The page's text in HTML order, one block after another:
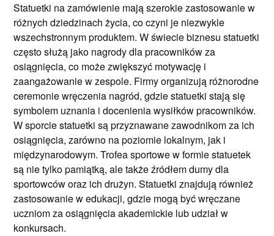
Statuetki na zamówienie mają szerokie zastosowanie w
różnych dziedzinach życia, co czyni je niezwykle
wszechstronnym produktem. W świecie biznesu statuetki
często służą jako nagrody dla pracowników za
osiągnięcia, co może zwiększyć motywację i
zaangażowanie w zespole. Firmy organizują różnorodne
ceremonie wręczenia nagród, gdzie statuetki stają się
symbolem uznania i docenienia wysiłków pracowników.
W sporcie statuetki są przyznawane zawodnikom za ich
osiągnięcia, zarówno na poziomie lokalnym, jak i
międzynarodowym. Trofea sportowe w formie statuetek
są nie tylko pamiątką, ale także źródłem dumy dla
sportowców oraz ich drużyn. Statuetki znajdują również
zastosowanie w edukacji, gdzie mogą być wręczane
uczniom za osiągnięcia akademickie lub udział w
konkursach.